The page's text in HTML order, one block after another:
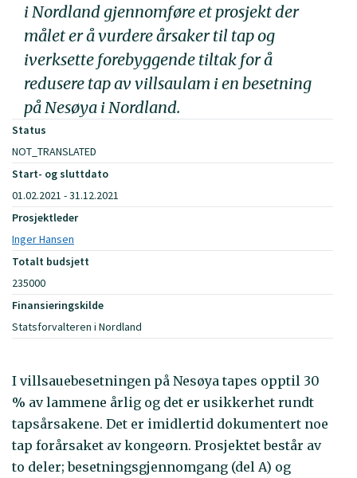
i Nordland gjennomføre et prosjekt der
målet er å vurdere årsaker til tap og
iverksette forebyggende tiltak for å
redusere tap av villsaulam i en besetning
på Nesøya i Nordland.
Status
NOT_TRANSLATED
Start- og sluttdato
01.02.2021 - 31.12.2021
Prosjektleder
Inger Hansen
Totalt budsjett
235000
Finansieringskilde
Statsforvalteren i Nordland
I villsauebesetningen på Nesøya tapes opptil 30
% av lammene årlig og det er usikkerhet rundt
tapsårsakene. Det er imidlertid dokumentert noe
tap forårsaket av kongeørn. Prosjektet består av
to deler; besetningsgjennomgang (del A) og